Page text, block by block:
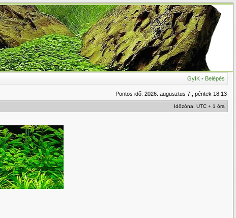
GyIK • Belépés
Pontos idő: 2026. augusztus 7., péntek 18:13
Időzóna: UTC + 1 óra